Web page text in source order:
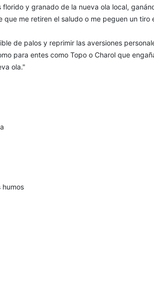
y granado de la nueva ola local,
me retiren el saludo o me peguen un tiro
de palos y reprimir las aversiones
para entes como Topo o Charol que
ola."
humos